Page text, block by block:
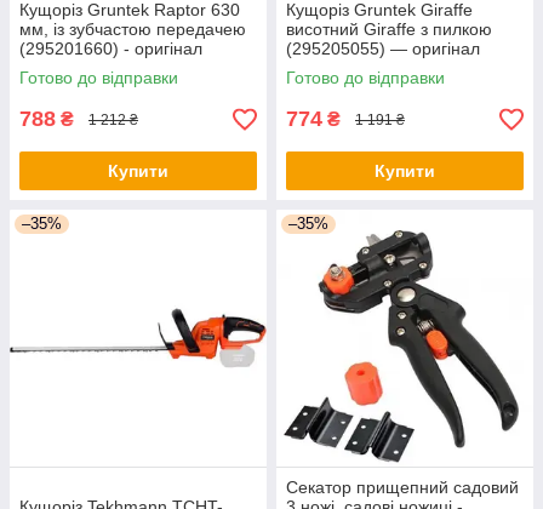
Кущоріз Gruntek Raptor 630
мм, із зубчастою передачею
(295201660) - оригінал
Готово до відправки
788 ₴ 1 212 ₴
Купити
Кущоріз Gruntek Giraffe
висотний Giraffe з пилкою
(295205055) — оригінал
Готово до відправки
774 ₴ 1 191 ₴
Купити
–35% –35%
Секатор прищепний садовий